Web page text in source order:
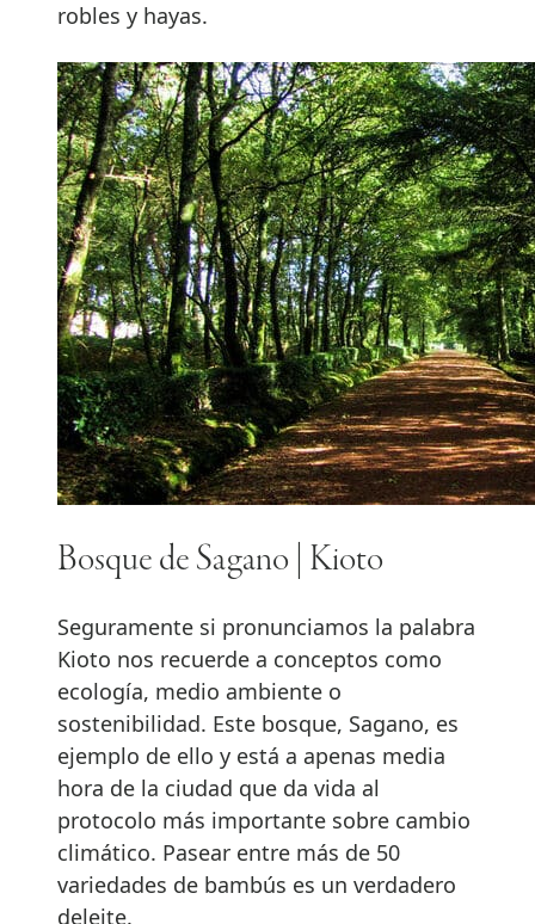
robles y hayas.
Bosque de Sagano | Kioto
Seguramente si pronunciamos la palabra
Kioto nos recuerde a conceptos como
ecología, medio ambiente o
sostenibilidad. Este bosque, Sagano, es
ejemplo de ello y está a apenas media
hora de la ciudad que da vida al
protocolo más importante sobre cambio
climático. Pasear entre más de 50
variedades de bambús es un verdadero
deleite.